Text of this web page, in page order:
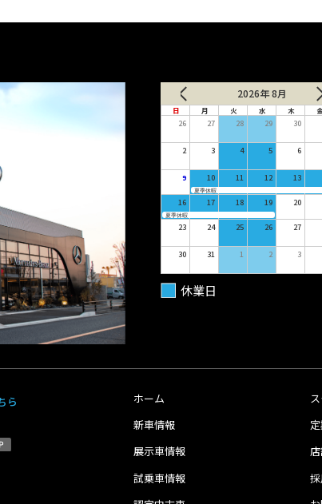
2026年 8月
日 月 火 水 木 金
26 27 28 29 30
2 3 4 5 6
9 10 11 12 13
夏季休暇
16 17 18 19 20
夏季休暇
23 24 25 26 27
30 31 1 2 3
休業日
ら
ホーム
新車情報
展示車情報
試乗車情報